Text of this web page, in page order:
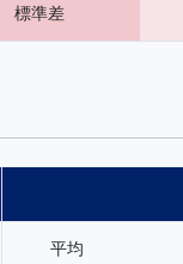
標準差
平均